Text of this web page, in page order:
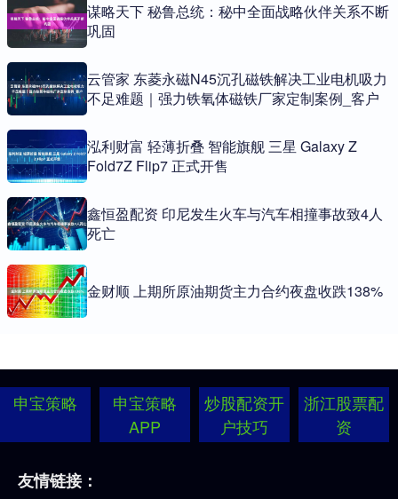
谋略天下 秘鲁总统：秘中全面战略伙伴关系不断
巩固
云管家 东菱永磁N45沉孔磁铁解决工业电机吸力
不足难题｜强力铁氧体磁铁厂家定制案例_客户
泓利财富 轻薄折叠 智能旗舰 三星 Galaxy Z
Fold7Z Flip7 正式开售
鑫恒盈配资 印尼发生火车与汽车相撞事故致4人
死亡
金财顺 上期所原油期货主力合约夜盘收跌138%
申宝策略
申宝策略
APP
炒股配资开
户技巧
浙江股票配
资
友情链接：